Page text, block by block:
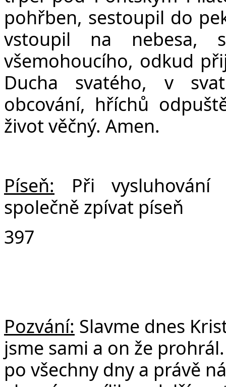
pohřben, sestoupil do
vstoupil na nebesa,
všemohoucího, odkud
Ducha svatého, v
obcování, hříchů
život věčný. Amen.
Píseň: Při vysluhování
společně zpívat píseň
397
Pozvání: Slavme dnes
jsme sami a on že
po všechny dny a právě